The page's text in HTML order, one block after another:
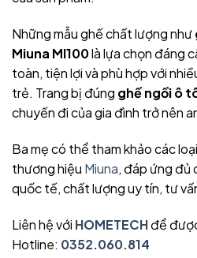
Những mẫu ghế chất lượng như
Miuna MI100là lựa chọn đáng
toàn, tiện lợi và phù hợp với
trẻ. Trang bị đúng ghế ngồi ô
chuyến đi của gia đình trở nên
Ba mẹ có thể tham khảo các
thương hiệu Miuna, đáp ứng đủ
quốc tế, chất lượng uy tín, tư
Liên hệ với HOMETECHđể
Hotline: 0352.060.814